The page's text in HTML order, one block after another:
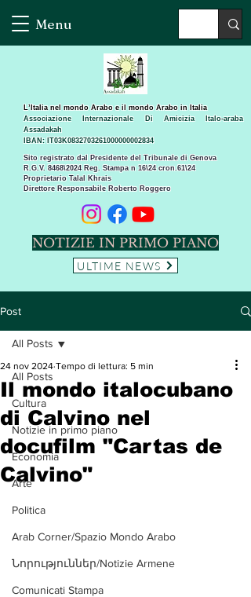
Menu
Sito registrato dal Presidente del Tribunale di Genova
R.G.V. 8468\2024 Reg. Stampa n 16\24 cron.61\24 ​
Proprietario Talal Khrais
Direttore Responsabile Roberto Roggero
L’Italia nel mondo Arabo e il mondo Arabo in Italia
Associazione Internazionale Di Amicizia Italo-araba
Assadakah
IBAN: IT03K0832703261000000002834
NOTIZIE IN PRIMO PIANO
ULTIME NEWS
Post
All Posts
Cultura
Notizie in primo piano
Economia
Arte
Politica
Arab Corner/Spazio Mondo Arabo
Նորություններ/Notizie Armene
Comunicati Stampa
All Posts
Il mondo italocubano
di Calvino nel
docufilm "Cartas de
Calvino"
24 nov 2024 Tempo di lettura: 5 min